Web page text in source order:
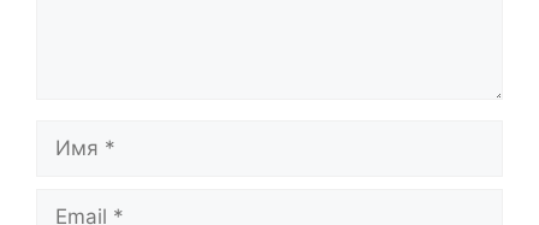
Имя
Email